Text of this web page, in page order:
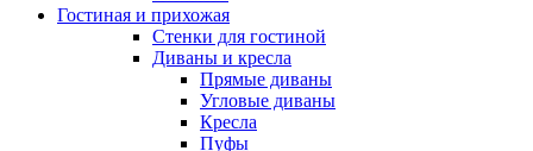
Гостиная и прихожая
Стенки для гостиной
Диваны и кресла
Прямые диваны
Угловые диваны
Кресла
Пуфы